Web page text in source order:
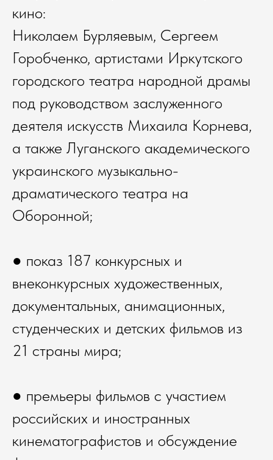
кино:
Николаем Бурляевым, Сергеем
Горобченко, артистами Иркутского
городского театра народной драмы
под руководством заслуженного
деятеля искусств Михаила Корнева,
а также Луганского академического
украинского музыкально-
драматического театра на
Оборонной;
● показ 187 конкурсных и
внеконкурсных художественных,
документальных, анимационных,
студенческих и детских фильмов из
21 страны мира;
● премьеры фильмов с участием
российских и иностранных
кинематографистов и обсуждение